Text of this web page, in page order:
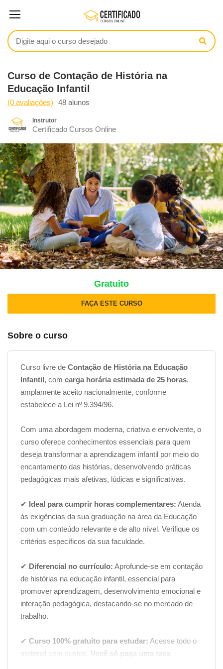
Curso de Contação de História na
Educação Infantil
(0 avaliações) 48 alunos
Instrutor
Certificado Cursos Online
Gratuito
FAÇA ESTE CURSO
Sobre o curso
Curso livre de Contação de História na Educação
Infantil, com carga horária estimada de 25 horas,
amplamente aceito nacionalmente, conforme
estabelece a Lei nº 9.394/96.
Com uma abordagem moderna, criativa e envolvente, o
curso oferece conhecimentos essenciais para quem
deseja transformar a aprendizagem infantil por meio do
encantamento das histórias, desenvolvendo práticas
pedagógicas mais afetivas, lúdicas e significativas.
✔ Ideal para cumprir horas complementares: Atenda
às exigências da sua graduação na área da Educação
com um conteúdo relevante e de alto nível. Verifique os
critérios específicos da sua faculdade.
✔ Diferencial no currículo: Aprofunde-se em contação
de histórias na educação infantil, essencial para
promover aprendizagem, desenvolvimento emocional e
interação pedagógica, destacando-se no mercado de
trabalho.
✔ Curso 100% gratuito para estudar: Acesse todo o
material sem custos. Você só paga uma taxa